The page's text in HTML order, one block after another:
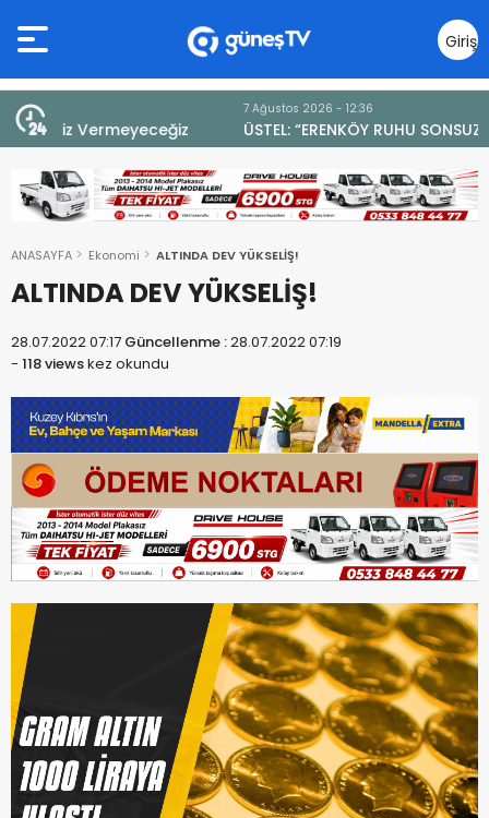
Giriş
Yap
ÜSTEL: “ERENKÖY RUHU SONSUZA DEK YAŞAYACAK”
ANASAYFA Ekonomi ALTINDA DEV YÜKSELİŞ!
ALTINDA DEV YÜKSELİŞ!
28.07.2022 07:17 Güncellenme :28.07.2022 07:19
- 118 viewskez okundu